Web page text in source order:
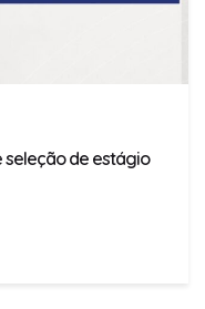
seleção de estágio